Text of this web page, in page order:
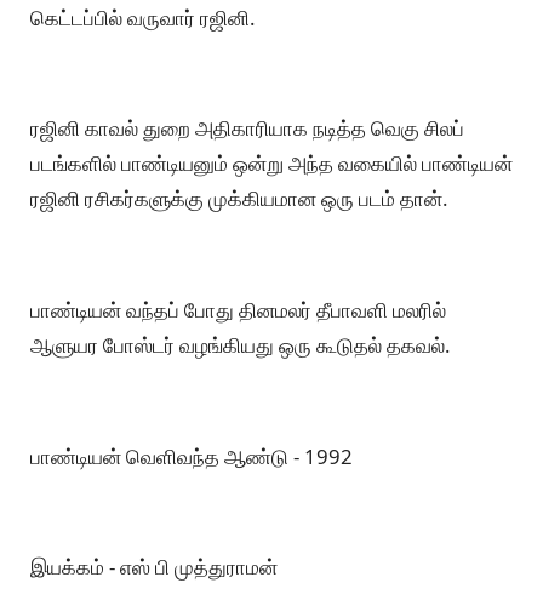
கெட்டப்பில் வருவார் ரஜினி.
ரஜினி காவல் துறை அதிகாரியாக நடித்த வெகு சிலப்
படங்களில் பாண்டியனும் ஒன்று அந்த வகையில் பாண்டியன்
ரஜினி ரசிகர்களுக்கு முக்கியமான ஒரு படம் தான்.
பாண்டியன் வந்தப் போது தினமலர் தீபாவளி மலரில்
ஆளுயர போஸ்டர் வழங்கியது ஒரு கூடுதல் தகவல்.
பாண்டியன் வெளிவந்த ஆண்டு - 1992
இயக்கம் - எஸ் பி முத்துராமன்